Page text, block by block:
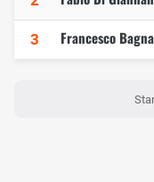
3 Francesco